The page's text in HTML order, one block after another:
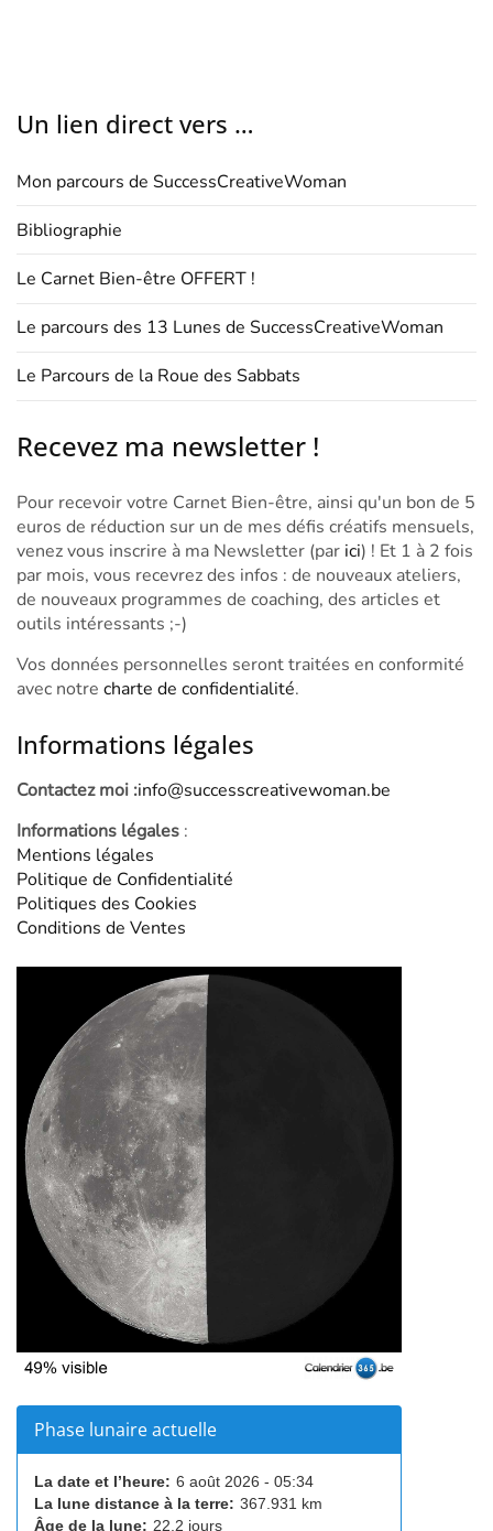
Un lien direct vers …
Mon parcours de SuccessCreativeWoman
Bibliographie
Le Carnet Bien-être OFFERT !
Le parcours des 13 Lunes de SuccessCreativeWoman
Le Parcours de la Roue des Sabbats
Recevez ma newsletter !
Pour recevoir votre Carnet Bien-être, ainsi qu'un bon de 5
euros de réduction sur un de mes défis créatifs mensuels,
venez vous inscrire à ma Newsletter (par ici) ! Et 1 à 2 fois
par mois, vous recevrez des infos : de nouveaux ateliers,
de nouveaux programmes de coaching, des articles et
outils intéressants ;-)
Vos données personnelles seront traitées en conformité
avec notre charte de confidentialité.
Informations légales
Contactez moi :info@successcreativewoman.be
Informations légales :
Mentions légales
Politique de Confidentialité
Politiques des Cookies
Conditions de Ventes
Phase lunaire actuelle
La date et l’heure: 6 août 2026 - 05:34
La lune distance à la terre: 367.931 km
Âge de la lune: 22,2 jours